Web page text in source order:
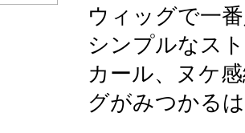
ウィッグで一
シンプルなス
カール、ヌケ
グがみつかる